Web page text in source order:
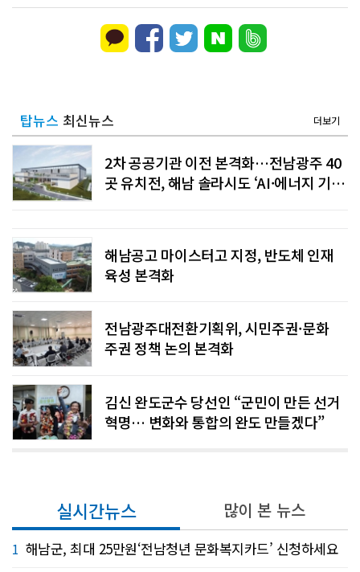
탑뉴스 최신뉴스 더보기
2차 공공기관 이전 본격화…전남광주 40
곳 유치전, 해남 솔라시도 ‘AI·에너지 기
해남공고 마이스터고 지정, 반도체 인재
육성 본격화
전남광주대전환기획위, 시민주권·문화
주권 정책 논의 본격화
김신 완도군수 당선인 “군민이 만든 선거
혁명… 변화와 통합의 완도 만들겠다”
실시간뉴스 많이 본 뉴스
1 해남군, 최대 25만원‘전남청년 문화복지카드’ 신청하세요